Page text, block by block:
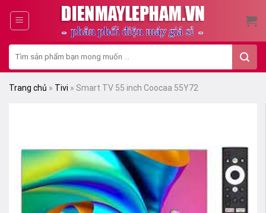
kiếm:
Trang chủ » Tivi » Smart TV 55 inch Coocaa 55Y72